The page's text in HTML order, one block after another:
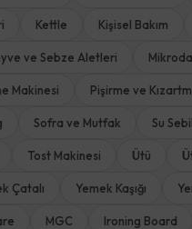
Kettle Kişisel Bakım
ve Sebze Aletleri
Makinesi Pişirme ve
Sofra ve Mutfak Su
Tost Makinesi Ütü
Çatalı Yemek Kaşığı
MGC Ironing Board